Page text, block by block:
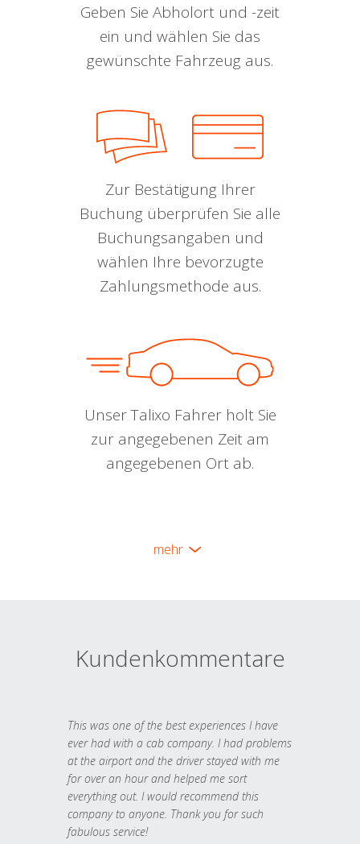
Geben Sie Abholort und -zeit
ein und wählen Sie das
gewünschte Fahrzeug aus.
Zur Bestätigung Ihrer
Buchung überprüfen Sie alle
Buchungsangaben und
wählen Ihre bevorzugte
Zahlungsmethode aus.
Unser Talixo Fahrer holt Sie
zur angegebenen Zeit am
angegebenen Ort ab.
mehr
Kundenkommentare
This was one of the best experiences I have
ever had with a cab company. I had problems
at the airport and the driver stayed with me
for over an hour and helped me sort
everything out. I would recommend this
company to anyone. Thank you for such
fabulous service!